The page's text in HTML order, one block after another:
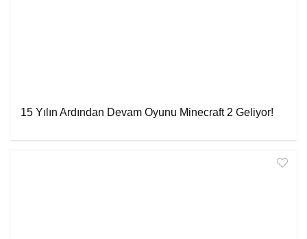
15 Yılın Ardından Devam Oyunu Minecraft 2 Geliyor!